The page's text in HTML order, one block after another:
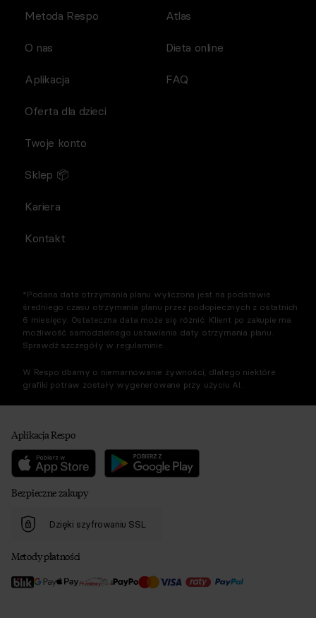
Metoda Respo
O nas
Aplikacja
Atlas
Dieta online
FAQ
Oferta dla dzieci
Twoje konto
Sklep 📦
Kariera
Kontakt
*Podana data otrzymania planu wyliczona jest na podstawie
średniego czasu otrzymania planu przez podopiecznych z ostatnich
6 miesięcy. Ostateczna data może się różnić. Klient po zakupie ma
możliwość samodzielnego ustawienia daty otrzymania planu.
Sprawdź szczegóły w regulaminie.
W Respo dbamy o niemarnowanie żywności, dlatego niektóre
grafiki potraw zostały wygenerowane przy użyciu AI.
Aplikacja Respo
Bezpieczne zakupy
Dzięki szyfrowaniu SSL
Metody płatności